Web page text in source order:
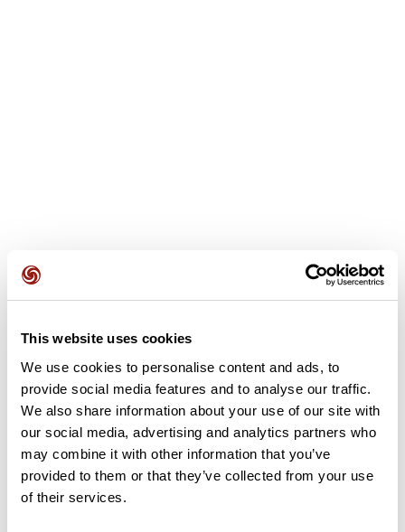
This website uses cookies
We use cookies to personalise content and ads, to
provide social media features and to analyse our traffic.
We also share information about your use of our site with
our social media, advertising and analytics partners who
may combine it with other information that you’ve
provided to them or that they’ve collected from your use
of their services.
Avis des utilisateurs
Soyez le premier à ajouter un avis !
Ajouter un avis
Résumé